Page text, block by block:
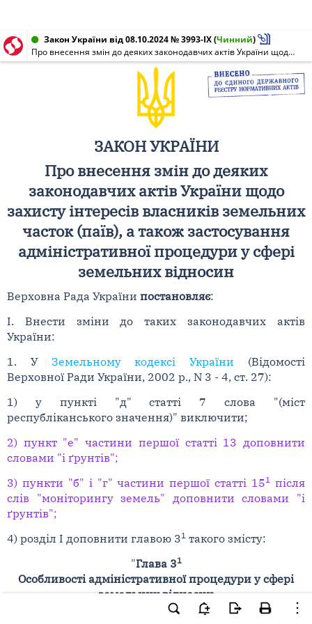
Закон України від 08.10.2024 № 3993-IX(Чинний)
Про внесення змін до деяких законодавчих актів України щодо захисту інтересів власників земельних часток (паїв), а також застосування адміністративної процедури у сфері земельних відносин